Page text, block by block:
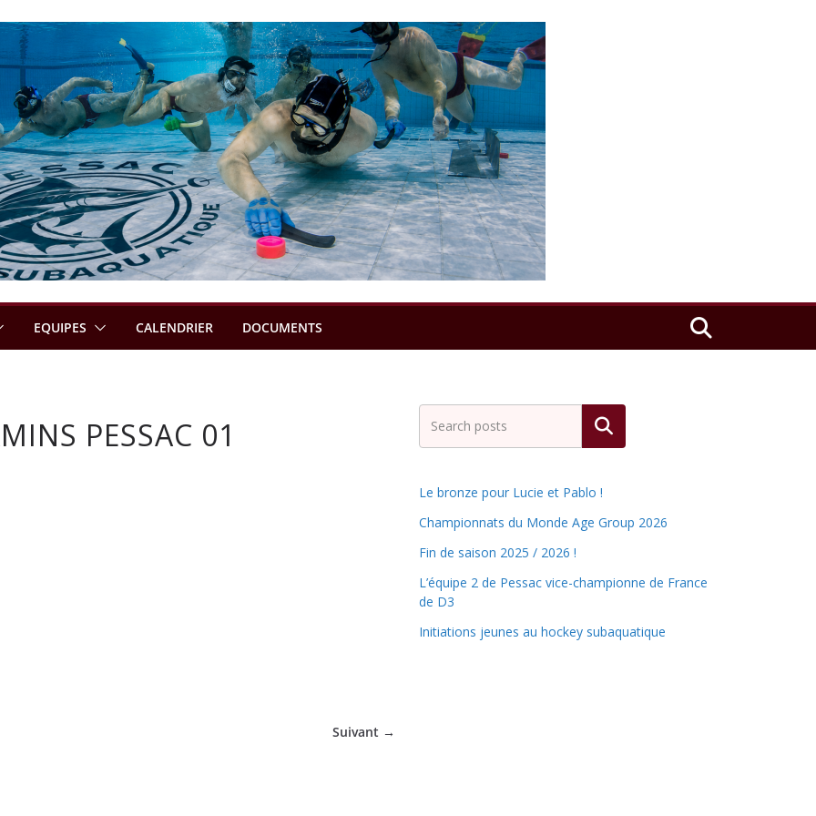
EQUIPES CALENDRIER DOCUMENTS
PESSAC 01
Suivant →
Rechercher
Le bronze pour Lucie et Pablo !
Championnats du Monde Age Group 2026
Fin de saison 2025 / 2026 !
L’équipe 2 de Pessac vice-championne de France
de D3
Initiations jeunes au hockey subaquatique